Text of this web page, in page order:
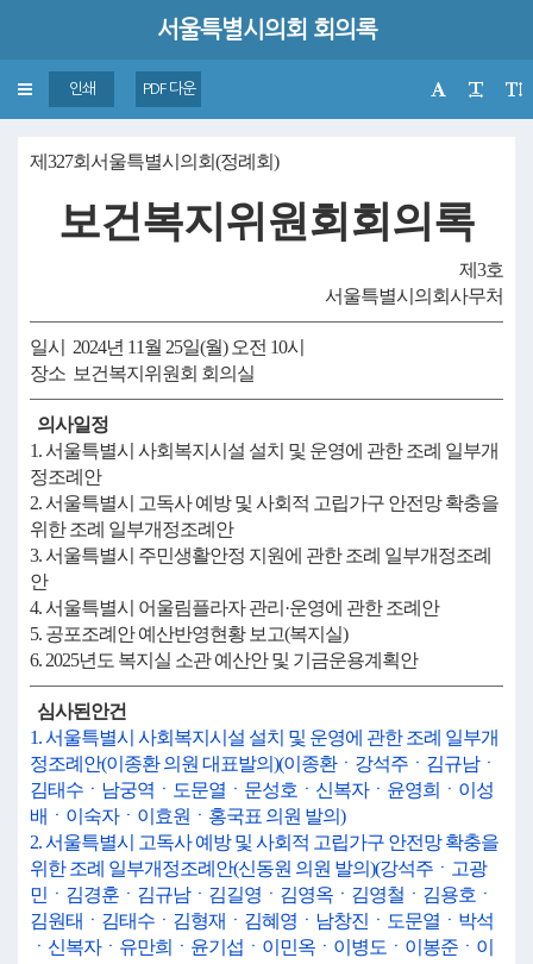
서울특별시의회 회의록
Toggle
navigation
인쇄 PDF 다운
제327회서울특별시의회(정례회)
보건복지위원회회의록
제3호
서울특별시의회사무처
일시 2024년 11월 25일(월) 오전 10시
장소 보건복지위원회 회의실
의사일정
1. 서울특별시 사회복지시설 설치 및 운영에 관한 조례 일부개
정조례안
2. 서울특별시 고독사 예방 및 사회적 고립가구 안전망 확충을
위한 조례 일부개정조례안
3. 서울특별시 주민생활안정 지원에 관한 조례 일부개정조례
안
4. 서울특별시 어울림플라자 관리·운영에 관한 조례안
5. 공포조례안 예산반영현황 보고(복지실)
6. 2025년도 복지실 소관 예산안 및 기금운용계획안
심사된안건
1. 서울특별시 사회복지시설 설치 및 운영에 관한 조례 일부개
정조례안(이종환 의원 대표발의)(이종환ㆍ강석주ㆍ김규남ㆍ
김태수ㆍ남궁역ㆍ도문열ㆍ문성호ㆍ신복자ㆍ윤영희ㆍ이성
배ㆍ이숙자ㆍ이효원ㆍ홍국표 의원 발의)
2. 서울특별시 고독사 예방 및 사회적 고립가구 안전망 확충을
위한 조례 일부개정조례안(신동원 의원 발의)(강석주ㆍ고광
민ㆍ김경훈ㆍ김규남ㆍ김길영ㆍ김영옥ㆍ김영철ㆍ김용호ㆍ
김원태ㆍ김태수ㆍ김형재ㆍ김혜영ㆍ남창진ㆍ도문열ㆍ박석
ㆍ신복자ㆍ유만희ㆍ윤기섭ㆍ이민옥ㆍ이병도ㆍ이봉준ㆍ이